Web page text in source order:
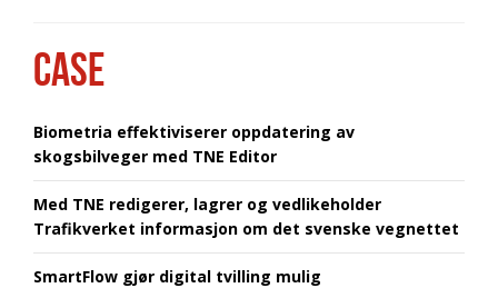
CASE
Biometria effektiviserer oppdatering av
skogsbilveger med TNE Editor
Med TNE redigerer, lagrer og vedlikeholder
Trafikverket informasjon om det svenske vegnettet
SmartFlow gjør digital tvilling mulig